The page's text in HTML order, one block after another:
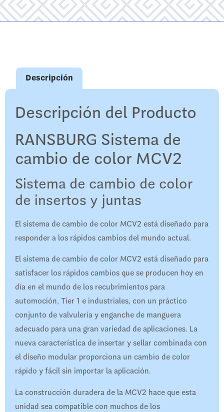
Descripción
Descripción del Producto
RANSBURG Sistema de
cambio de color MCV2
Sistema de cambio de color
de insertos y juntas
El sistema de cambio de color MCV2 está diseñado para
responder a los rápidos cambios del mundo actual.
El sistema de cambio de color MCV2 está diseñado para
satisfacer los rápidos cambios que se producen hoy en
día en el mundo de los recubrimientos para
automoción, Tier 1 e industriales, con un práctico
conjunto de valvulería y enganche de manguera
adecuado para una gran variedad de aplicaciones. La
nueva característica de insertar y sellar combinada con
el diseño modular proporciona un cambio de color
rápido y fácil sin importar la aplicación.
La construcción duradera de la MCV2 hace que esta
unidad sea compatible con muchos de los